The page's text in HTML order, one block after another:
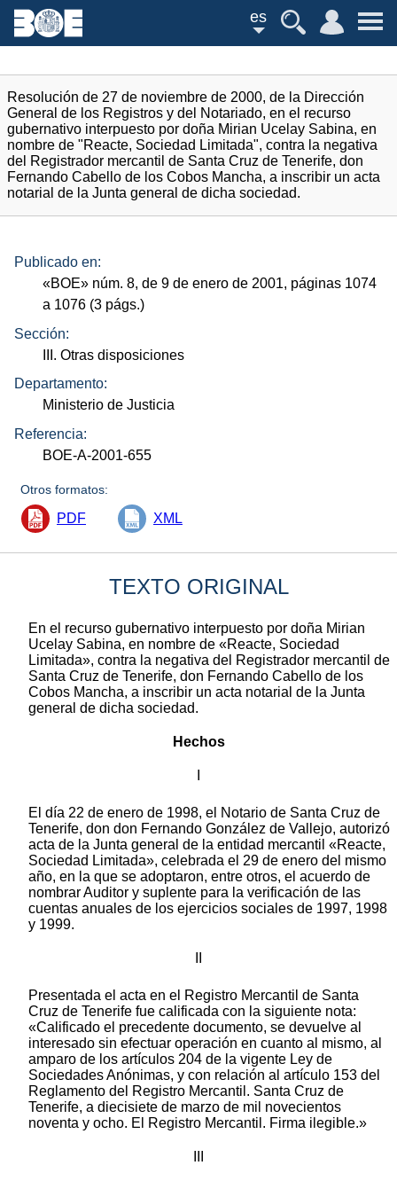
es
Resolución de 27 de noviembre de 2000, de la Dirección
General de los Registros y del Notariado, en el recurso
gubernativo interpuesto por doña Mirian Ucelay Sabina, en
nombre de "Reacte, Sociedad Limitada", contra la negativa
del Registrador mercantil de Santa Cruz de Tenerife, don
Fernando Cabello de los Cobos Mancha, a inscribir un acta
notarial de la Junta general de dicha sociedad.
Publicado en:
«BOE» núm. 8, de 9 de enero de 2001, páginas 1074
a 1076 (3 págs.)
Sección:
III. Otras disposiciones
Departamento:
Ministerio de Justicia
Referencia:
BOE-A-2001-655
Otros formatos:
PDF XML
TEXTO ORIGINAL
En el recurso gubernativo interpuesto por doña Mirian
Ucelay Sabina, en nombre de «Reacte, Sociedad
Limitada», contra la negativa del Registrador mercantil de
Santa Cruz de Tenerife, don Fernando Cabello de los
Cobos Mancha, a inscribir un acta notarial de la Junta
general de dicha sociedad.
Hechos
El día 22 de enero de 1998, el Notario de Santa Cruz de
Tenerife, don don Fernando González de Vallejo, autorizó
acta de la Junta general de la entidad mercantil «Reacte,
Sociedad Limitada», celebrada el 29 de enero del mismo
año, en la que se adoptaron, entre otros, el acuerdo de
nombrar Auditor y suplente para la verificación de las
cuentas anuales de los ejercicios sociales de 1997, 1998
y 1999.
Presentada el acta en el Registro Mercantil de Santa
Cruz de Tenerife fue calificada con la siguiente nota:
«Calificado el precedente documento, se devuelve al
interesado sin efectuar operación en cuanto al mismo, al
amparo de los artículos 204 de la vigente Ley de
Sociedades Anónimas, y con relación al artículo 153 del
Reglamento del Registro Mercantil. Santa Cruz de
Tenerife, a diecisiete de marzo de mil novecientos
noventa y ocho. El Registro Mercantil. Firma ilegible.»